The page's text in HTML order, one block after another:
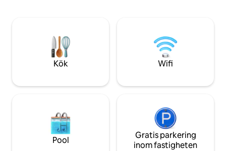
och stadsutsikt från vägg till vägg +4: e
våningen TAKTERRASS uteplats lounging
+3 st 60-tums TV-apparater (kan komma
åt dina appar) + Golv och bänkskivor i
marmor har gjort
oöverträffat i
Kök Wifi
Pool
Gratis parkering
inom fastigheten